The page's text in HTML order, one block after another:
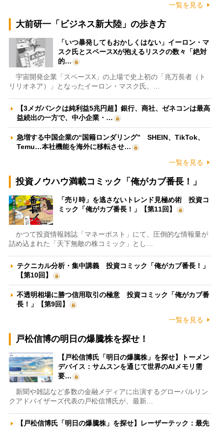
一覧を見る
大前研一「ビジネス新大陸」の歩き方
「いつ暴発してもおかしくはない」イーロン・マ
スク氏とスペースXが抱えるリスクの数々「絶対
的…
宇宙開発企業「スペースX」の上場で史上初の「兆万長者（ト
リリオネア）」となったイーロン・マスク氏。…
【3メガバンクは純利益5兆円超】銀行、商社、ゼネコンは最高
益続出の一方で、中小企業・…
急増する中国企業の“国籍ロンダリング” SHEIN、TikTok、
Temu…本社機能を海外に移転させ…
一覧を見る
投資ノウハウ満載コミック「俺がカブ番長！」
「売り時」を逃さないトレンド見極め術 投資コ
ミック「俺がカブ番長！」【第11回】
かつて投資情報雑誌「マネーポスト」にて、圧倒的な情報量が
詰め込まれた「天下無敵の株コミック」とし…
テクニカル分析・集中講義 投資コミック「俺がカブ番長！」
【第10回】
不透明相場に勝つ信用取引の極意 投資コミック「俺がカブ番
長！」【第9回】
一覧を見る
戸松信博の明日の爆騰株を探せ！
【戸松信博氏「明日の爆騰株」を探せ】トーメン
デバイス：サムスンを通じて世界のAIメモリ需
要…
新聞や雑誌など多数の金融メディアに出演するグローバルリン
クアドバイザーズ代表の戸松信博氏が、最新…
【戸松信博氏「明日の爆騰株」を探せ】レーザーテック：最先